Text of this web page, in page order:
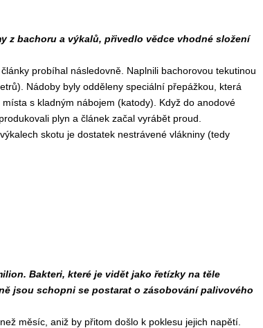
z bachoru a výkalů, přivedlo vědce vhodné složení
probíhal následovně. Naplnili bachorovou tekutinou
Nádoby byly odděleny speciální přepážkou, která
s kladným nábojem (katody). Když do anodové
plyn a článek začal vyrábět proud.
skotu je dostatek nestrávené vlákniny (tedy
Bakteri, které je vidět jako řetízky na těle
jsou schopni se postarat o zásobování palivového
měsíc, aniž by přitom došlo k poklesu jejich napětí.